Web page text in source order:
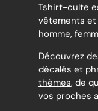
Tshirt-culte
vêtements
homme,
Découvrez
décalés et
thèmes, de
vos proches